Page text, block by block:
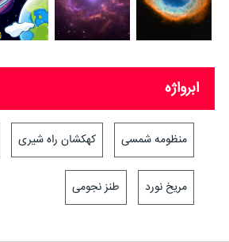
ابرواژه
منظومه شمسی کهکشان راه شیری
مریخ نورد طنز نجومی